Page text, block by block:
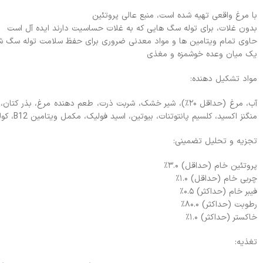
با مرغ واقعی تهیه شده است، منبع عالی پروتئین
بدون غلات، برای توله سگ هایی که به غلات حساسیت دارند ایده آل است
حاوی تمام ویتامین ها و مواد معدنی ضروری برای حفظ سلامت توله سگ
یک میان وعده خوشمزه و مغذی
مواد تشکیل دهنده:
منگنز اکسید، کلسیم پانتوتنات، بیوتین، اسید فولیک، مکمل ویتامین B12، کولین کلرید، ویتامین B1، ویتامین B2، ید کلسیم، اکسید آهن، ویتامین B6، ویتامین D3.
تجزیه و تحلیل تضمینی:
پروتئین خام (حداقل) ۳.۰٪
چربی خام (حداقل) ۱.۰٪
فیبر خام (حداکثر) ۰.۵٪
رطوبت (حداکثر) ۸۰.۰٪
خاکستر (حداکثر) ۱.۰٪
تغذیه: